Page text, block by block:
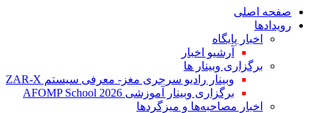
صفحه اصلی
رویدادها
اخبار پایگاه
آرشیو اخبار
برگزاری وبینار ها
وبینار رادیو سرجری مغز- معرفی سیستم ZAR-X
برگزاری وبینار آموزشی AFOMP School 2026
اخبار مصاحبه‌ها و میزگردها